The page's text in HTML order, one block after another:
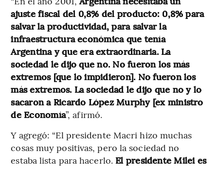
ajuste fiscal del 0,8% del producto: 0,8% para
salvar la productividad, para salvar la
infraestructura económica que tenía
Argentina y que era extraordinaria. La
sociedad le dijo que no. No fueron los más
extremos [que lo impidieron]. No fueron los
más extremos. La sociedad le dijo que no y lo
sacaron a Ricardo López Murphy [ex ministro
de Economía”, afirmó.
Y agregó: “El presidente Macri hizo muchas
cosas muy positivas, pero la sociedad no
estaba lista para hacerlo. El presidente Milei es